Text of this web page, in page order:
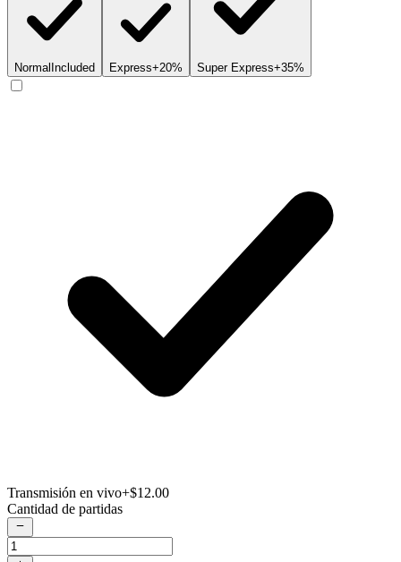
Normal Included Express+20% Super Express+35%
Transmisión en vivo+$12.00
Cantidad de partidas